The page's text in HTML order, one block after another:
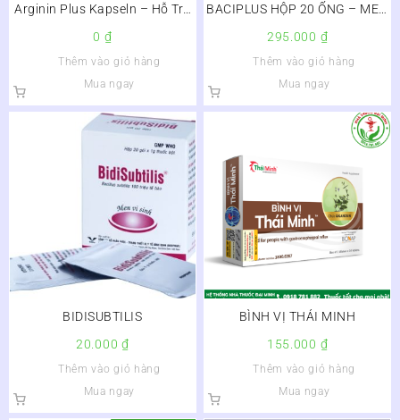
Arginin Plus Kapseln – Hỗ Trợ
Tăng Cường Chức Năng gan,
Bảo Vệ Gan, Hạ Men Gan
0 ₫
Thêm vào giỏ hàng
Mua ngay
BACIPLUS HỘP 20 ỐNG – MEN
VI SINH CẢI THIỆN HỆ TIÊU
295.000 ₫
Thêm vào giỏ hàng
Mua ngay
BIDISUBTILIS
20.000 ₫
Thêm vào giỏ hàng
Mua ngay
BÌNH VỊ THÁI MINH
155.000 ₫
Thêm vào giỏ hàng
Mua ngay